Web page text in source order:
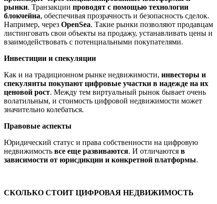
рынки. Транзакции проводят с помощью технологии
блокчейна, обеспечивая прозрачность и безопасность сделок.
Например, через OpenSea. Такие рынки позволяют продавцам
листинговать свои объекты на продажу, устанавливать цены и
взаимодействовать с потенциальными покупателями.
Инвестиции и спекуляции
Как и на традиционном рынке недвижимости, инвесторы и
спекулянты покупают цифровые участки в надежде на их
ценовой рост. Между тем виртуальный рынок бывает очень
волатильным, и стоимость цифровой недвижимости может
значительно колебаться.
Правовые аспекты
Юридический статус и права собственности на цифровую
недвижимость все еще развиваются. И отличаются в
зависимости от юрисдикции и конкретной платформы.
СКОЛЬКО СТОИТ ЦИФРОВАЯ НЕДВИЖИМОСТЬ